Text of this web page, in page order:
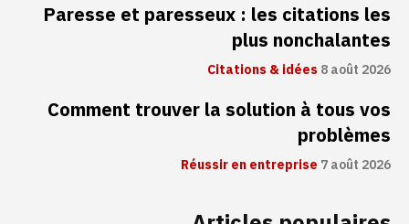
Paresse et paresseux : les citations les
plus nonchalantes
Citations & idées8 août 2026
Comment trouver la solution à tous vos
problèmes
Réussir en entreprise 7 août 2026